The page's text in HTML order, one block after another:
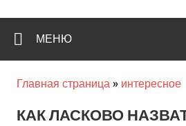
МЕНЮ
Главная страница » интересное
КАК ЛАСКОВО